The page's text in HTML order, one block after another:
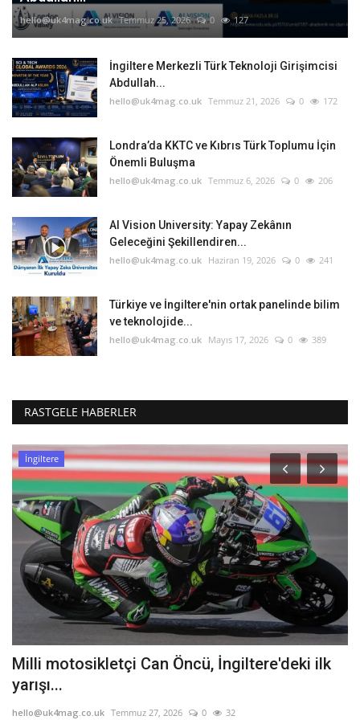
hello@uk4mag.co.uk Temmuz 25, 2026 0 127
İngiltere Merkezli Türk Teknoloji Girişimcisi
Abdullah...
hello@uk4mag.co.uk Temmuz 21, 2026 0 172
Londra’da KKTC ve Kıbrıs Türk Toplumu İçin
Önemli Buluşma
hello@uk4mag.co.uk Temmuz 6, 2026 0 206
AI Vision University: Yapay Zekânın
Geleceğini Şekillendiren...
hello@uk4mag.co.uk Haziran 19, 2026 0 241
Türkiye ve İngiltere'nin ortak panelinde bilim
ve teknolojide...
hello@uk4mag.co.uk Mayıs 17, 2026 0 389
RASTGELE HABERLER
İngiltere
Milli motosikletçi Can Öncü, İngiltere'deki ilk
yarışı...
hello@uk4mag.co.uk Temmuz 27, 2026 0 32